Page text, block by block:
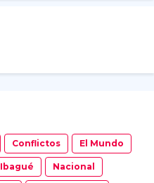
Conflictos El Mundo
Ibagué Nacional